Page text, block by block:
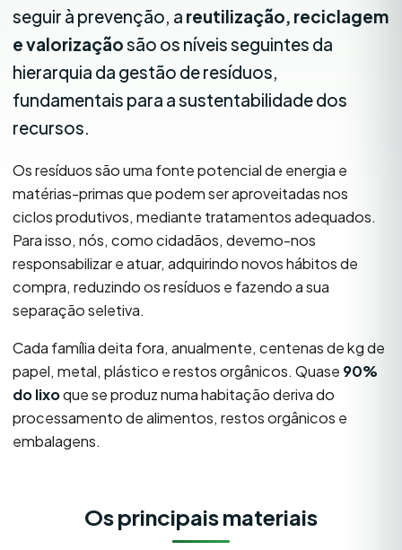
seguir à prevenção, a reutilização, reciclagem
e valorizaçãosão os níveis seguintes da
hierarquia da gestão de resíduos,
fundamentais para a sustentabilidade dos
recursos.
Os resíduos são uma fonte potencial de energia e
matérias-primas que podem ser aproveitadas nos
ciclos produtivos, mediante tratamentos adequados.
Para isso, nós, como cidadãos, devemo-nos
responsabilizar e atuar, adquirindo novos hábitos de
compra, reduzindo os resíduos e fazendo a sua
separação seletiva.
Cada família deita fora, anualmente, centenas de kg de
papel, metal, plástico e restos orgânicos. Quase 90%
do lixoque se produz numa habitação deriva do
processamento de alimentos, restos orgânicos e
embalagens.
Os principais materiais